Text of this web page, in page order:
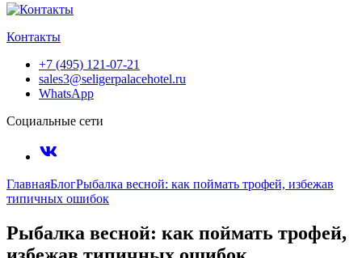
Контакты
+7 (495) 121-07-21
sales3@seligerpalacehotel.ru
WhatsApp
Социальные сети
ГлавнаяБлогРыбалка весной: как поймать трофей, избежав
типичных ошибок
Рыбалка весной: как поймать трофей,